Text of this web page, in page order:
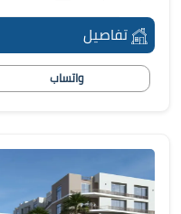
تفاصيل
واتساب